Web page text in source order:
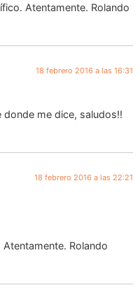
Atentamente. Rolando
18 febrero 2016 a las 16:31
me dice, saludos!!
18 febrero 2016 a las 22:21
Rolando